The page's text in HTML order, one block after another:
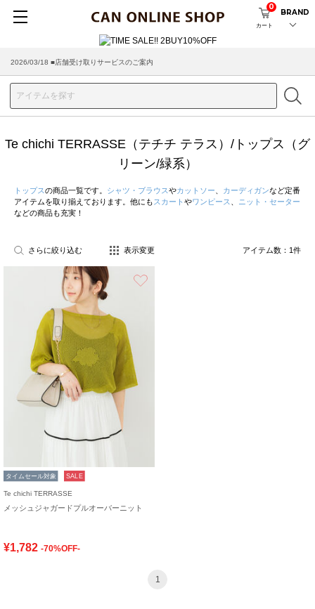
カート
0
BRAND
2026/03/18 ■店舗受け取りサービスのご案内
Te chichi TERRASSE（テチチ テラス）/トップス（グ
リーン/緑系）
トップスの商品一覧です。 シャツ・ブラウスやカットソー カーディガンなど定番
アイテムを取り揃えております。他にも スカート やワンピース
ニット・セーター
などの商品も充実！
さらに絞り込む 表示変更 アイテム数： 1件
タイムセール対象 SALE
Te chichi TERRASSE
メッシュジャガードプルオーバーニット
¥1,782 -70%OFF-
1